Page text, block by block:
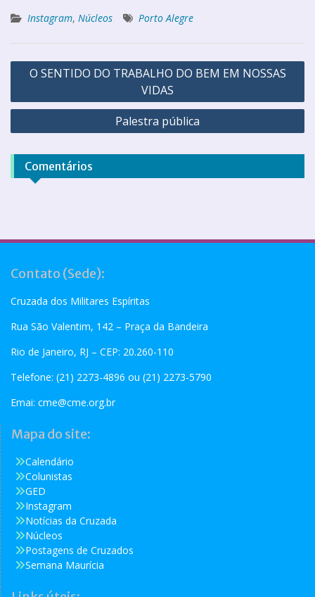
Instagram, Núcleos Porto Alegre
O SENTIDO DO TRABALHO DO BEM EM NOSSAS
VIDAS
Palestra pública
Comentários
Contato (Sede):
Cruzada dos Militares Espíritas
Rua São Valentim, 142 – Praça da Bandeira
Rio de Janeiro, RJ – CEP: 20.260-110
Telefone: (21) 2273-4896 ou (21) 2273-5790
Emai: cme@cme.org.br
Mapa do site:
Calendário
Colunistas
GED
Instagram
Notícias da Cruzada
Núcleos
Postagens de Cruzados
Semana Maurícia